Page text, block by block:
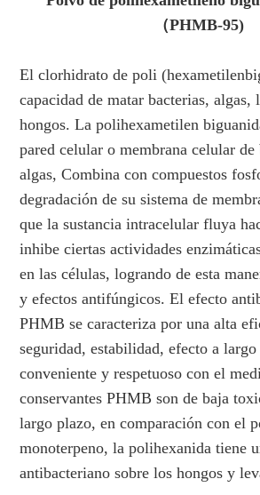
（PHMB-95)
El clorhidrato de poli
capacidad de matar bacterias, algas,
hongos. La polihexametilen
pared celular o membrana celular de
algas, Combina con compuestos
degradación de su sistema de
que la sustancia intracelular fluya
inhibe ciertas actividades
en las células, logrando de esta
y efectos antifúngicos. El efecto
PHMB se caracteriza por una alta
seguridad, estabilidad, efecto a
conveniente y respetuoso con el
conservantes PHMB son de baja
largo plazo, en comparación con el
monoterpeno, la polihexanida tiene
antibacteriano sobre los hongos y